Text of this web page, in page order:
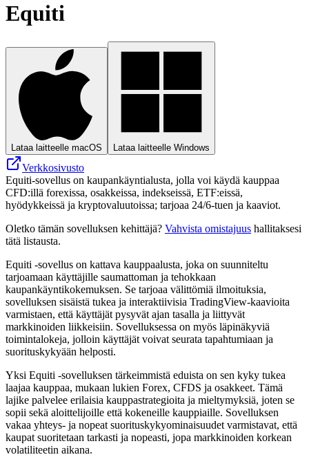
Equiti
Lataa laitteelle macOS Lataa laitteelle Windows
Verkkosivusto
Equiti-sovellus on kaupankäyntialusta, jolla voi käydä kauppaa
CFD:illä forexissa, osakkeissa, indekseissä, ETF:eissä,
hyödykkeissä ja kryptovaluutoissa; tarjoaa 24/6-tuen ja kaaviot.
Oletko tämän sovelluksen kehittäjä? Vahvista omistajuus hallitaksesi
tätä listausta.
Equiti -sovellus on kattava kauppaalusta, joka on suunniteltu
tarjoamaan käyttäjille saumattoman ja tehokkaan
kaupankäyntikokemuksen. Se tarjoaa välittömiä ilmoituksia,
sovelluksen sisäistä tukea ja interaktiivisia TradingView-kaavioita
varmistaen, että käyttäjät pysyvät ajan tasalla ja liittyvät
markkinoiden liikkeisiin. Sovelluksessa on myös läpinäkyviä
toimintalokeja, jolloin käyttäjät voivat seurata tapahtumiaan ja
suorituskykyään helposti.
Yksi Equiti -sovelluksen tärkeimmistä eduista on sen kyky tukea
laajaa kauppaa, mukaan lukien Forex, CFDS ja osakkeet. Tämä
lajike palvelee erilaisia ​​kauppastrategioita ja mieltymyksiä, joten se
sopii sekä aloittelijoille että kokeneille kauppiaille. Sovelluksen
vakaa yhteys- ja nopeat suorituskykyominaisuudet varmistavat, että
kaupat suoritetaan tarkasti ja nopeasti, jopa markkinoiden korkean
volatiliteetin aikana.